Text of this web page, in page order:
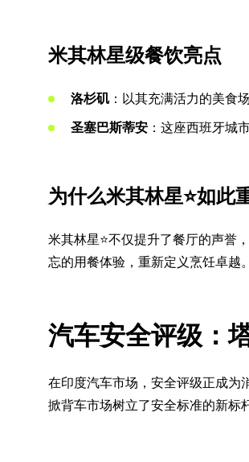
米其林星级餐饮亮点
洛杉矶：以其充满活力的美食
圣塞巴斯蒂安 ：这座西班牙城
为什么米其林星⭐如此
米其林星⭐不仅提升了餐厅的声誉
忘的用餐体验，重新定义烹饪卓越。
汽车安全评级：
在印度汽车市场，安全评级正成为
掀背车市场树立了安全标准的新标